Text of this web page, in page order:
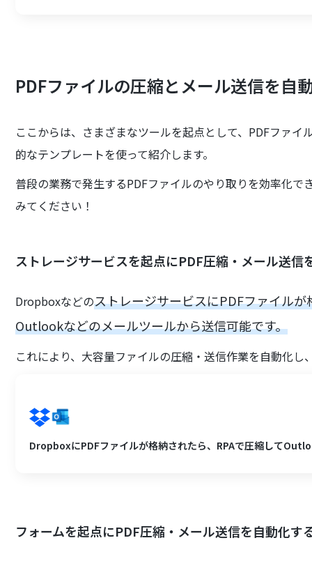
PDFファイルの圧縮とメール送信を自
ここからは、さまざまなツールを起点として、PDFファ
的なテンプレートを使って紹介します。
普段の業務で発生するPDFファイルのやり取りを効率化
みてください！
ストレージサービスを起点にPDF圧縮・メール送信
DropboxなどのストレージサービスにPDFファイル
Outlookなどのメールツールから送信可能です。
これにより、大容量ファイルの圧縮・送信作業を自動化
DropboxにPDFファイルが格納されたら、RPAで圧縮して
フォームを起点にPDF圧縮・メール送信を自動化す